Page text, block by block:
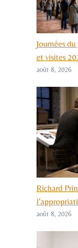
Journées
et visites
août 8, 2026
Richard
août 8, 2026